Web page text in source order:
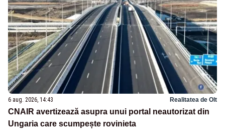
6 aug. 2026, 14:43 Realitatea de Olt
CNAIR avertizează asupra unui portal neautorizat din
Ungaria care scumpește rovinieta